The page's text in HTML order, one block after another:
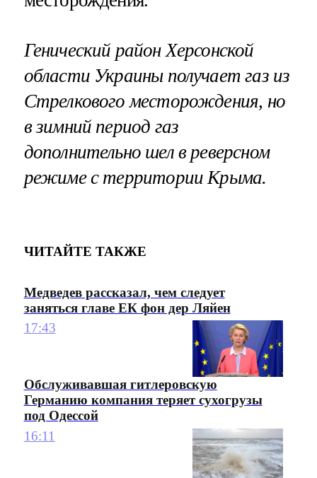
Генический район Херсонской
области Украины получает газ из
Стрелкового месторождения, но
в зимний период газ
дополнительно шел в реверсном
режиме с территории Крыма.
ЧИТАЙТЕ ТАКЖЕ
Медведев рассказал, чем следует
заняться главе ЕК фон дер Ляйен
17:43
Обслуживавшая гитлеровскую
Германию компания теряет сухогрузы
под Одессой
16:11